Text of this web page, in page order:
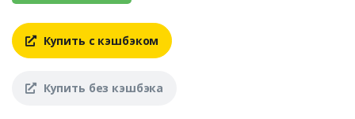
Купить с кэшбэком
Купить без кэшбэка